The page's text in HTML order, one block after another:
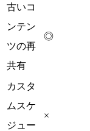
古いコ
ンテン
ツの再
共有
◎
カスタ
ムスケ
ジュー
×